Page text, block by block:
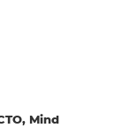
Mind